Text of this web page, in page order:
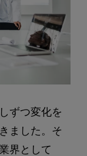
ずつ変化を
ました。そ
界として